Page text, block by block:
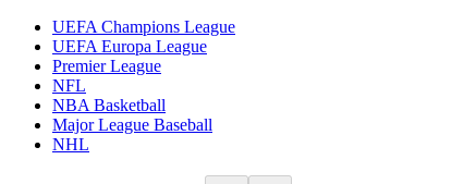
UEFA Champions League
UEFA Europa League
Premier League
NFL
NBA Basketball
Major League Baseball
NHL